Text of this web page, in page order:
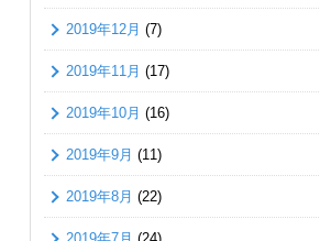
2019年12月 (7)
2019年11月 (17)
2019年10月 (16)
2019年9月 (11)
2019年8月 (22)